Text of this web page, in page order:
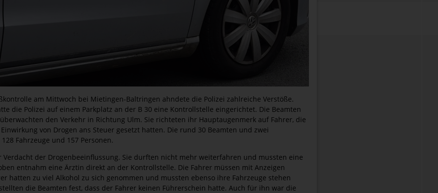
am Mittwoch bei Mietingen-Baltringen ahndete die Polizei zahlreiche Verstöße.
die Polizei auf einem Parkplatz an der B 30 eine Kontrollstelle eingerichtet. Die Beamten
den Verkehr in Richtung Ulm. Sie richteten ihr Hauptaugenmerk auf Fahrer, die
von Drogen ans Steuer gesetzt hatten. Die rund 30 Beamten und zwei
Fahrzeuge und 157 Personen.
Verdacht der Drogenbeeinflussung. Sie durften nicht mehr weiterfahren und mussten eine
entnahm eine Ärztin direkt an der Kontrollstelle. Die Fahrer müssen mit Anzeigen
hatten zu viel Alkohol zu sich genommen und mussten ebenso ihre Fahrzeuge stehen
die Beamten fest, dass der Fahrer keinen Führerschein hatte. Auch für ihn war die